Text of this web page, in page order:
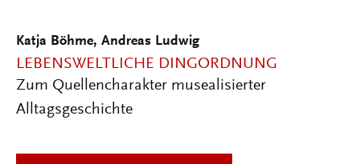
Katja Böhme, Andreas Ludwig
LEBENSWELTLICHE DINGORDNUNG
Zum Quellencharakter musealisierter
Alltagsgeschichte